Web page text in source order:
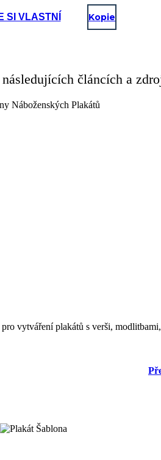
SI VLASTNÍ Kopie
následujících článcích a
vytváření plakátů s verši,